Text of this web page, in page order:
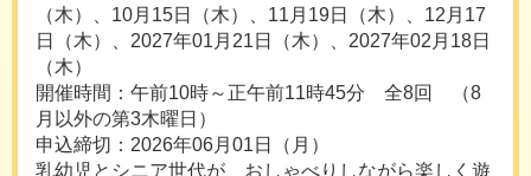
（木）、10月15日（木）、11月19日（木）、12月17
日（木）、2027年01月21日（木）、2027年02月18日
（木）
開催時間：午前10時～正午前11時45分 全8回 （8
月以外の第3木曜日）
申込締切：2026年06月01日（月）
乳幼児とシニア世代が、おしゃべりしながら楽しく遊